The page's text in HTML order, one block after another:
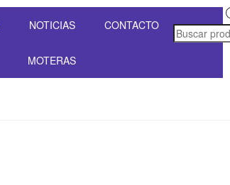
NOTICIAS
MOTERAS
CONTACTO